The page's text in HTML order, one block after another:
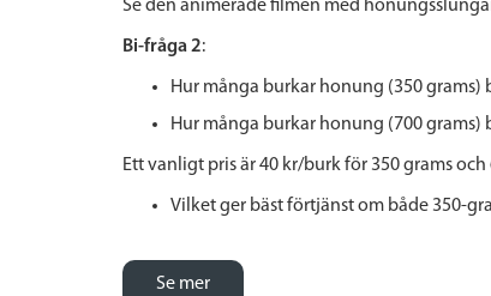
Se den animerade filmen med
Bi-fråga 2:
Hur många burkar honung (350
Hur många burkar honung (700
Ett vanligt pris är 40 kr/burk för 350 grams
Vilket ger bäst förtjänst om både 350-
Se mer